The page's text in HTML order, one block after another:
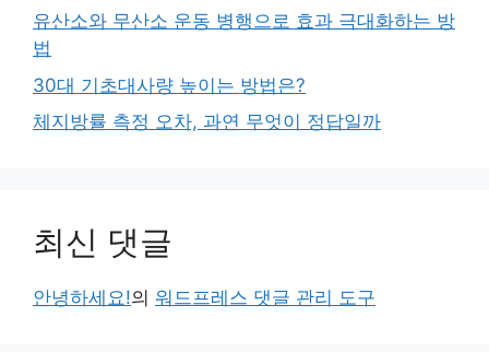
유산소와 무산소 운동 병행으로 효과 극대화하는 방
법
30대 기초대사량 높이는 방법은?
체지방률 측정 오차, 과연 무엇이 정답일까
최신 댓글
안녕하세요!의 워드프레스 댓글 관리 도구